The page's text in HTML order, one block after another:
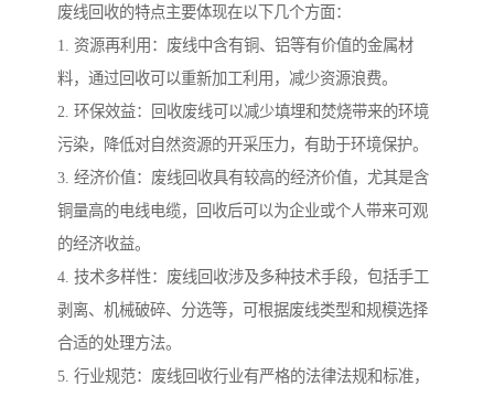
废线回收的特点主要体现在以下几个方面：
1. 资源再利用：废线中含有铜、铝等有价值的金属材
料，通过回收可以重新加工利用，减少资源浪费。
2. 环保效益：回收废线可以减少填埋和焚烧带来的环境
污染，降低对自然资源的开采压力，有助于环境保护。
3. 经济价值：废线回收具有较高的经济价值，尤其是含
铜量高的电线电缆，回收后可以为企业或个人带来可观
的经济收益。
4. 技术多样性：废线回收涉及多种技术手段，包括手工
剥离、机械破碎、分选等，可根据废线类型和规模选择
合适的处理方法。
5. 行业规范：废线回收行业有严格的法律法规和标准，